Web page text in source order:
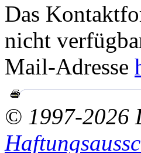
Das
nicht
Mail-Adresse
© 1997-2026